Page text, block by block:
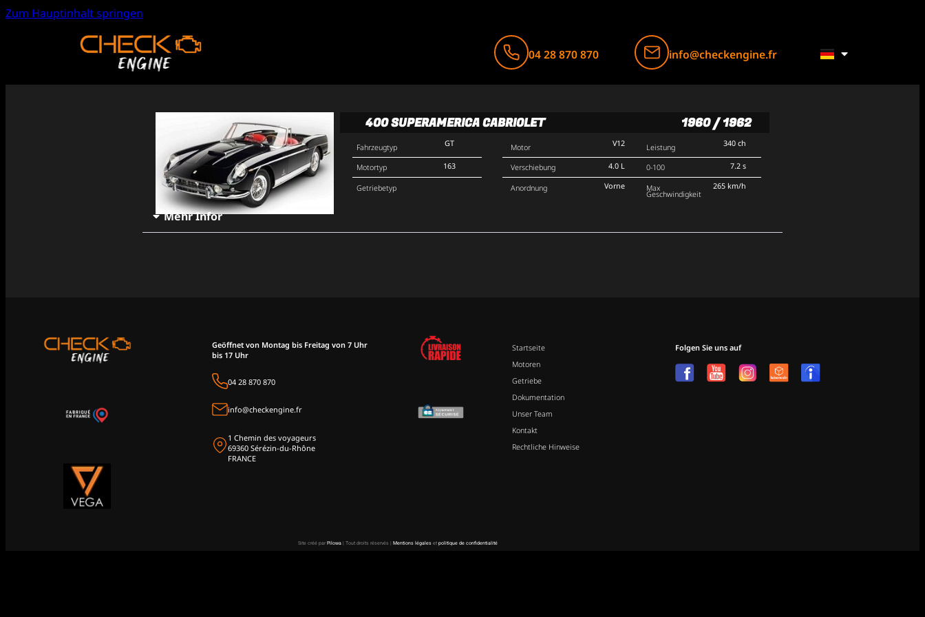
Zum Hauptinhalt springen
04 28 870 870 info@checkengine.fr
400 SUPERAMERICA CABRIOLET 1960 / 1962
Fahrzeugtyp
Motortyp
Getriebetyp
GT
163
Motor
Verschiebung
Anordnung
V12
4.0 L
Vorne
Leistung
0-100
Max
Geschwindigkeit
340 ch
7.2 s
265 km/h
Mehr Infor
Geöffnet von Montag bis Freitag von 7 Uhr
bis 17 Uhr
04 28 870 870
info@checkengine.fr
1 Chemin des voyageurs
69360 Sérézin-du-Rhône
FRANCE
Startseite
Motoren
Getriebe
Dokumentation
Unser Team
Kontakt
Rechtliche Hinweise
Folgen Sie uns auf
Site créé par Pilowa | Tout droits réservés | Mentions légales et politique de confidentialité